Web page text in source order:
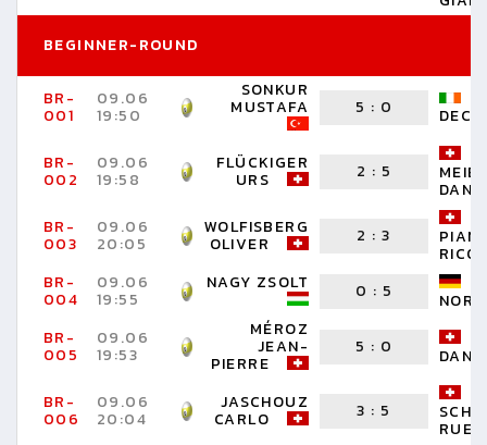
BEGINNER-ROUND
BR-
001
09.06
19:50
SONKUR
MUSTAFA 5 : 0
BR-
002
09.06
19:58
FLÜCKIGER
URS 2 : 5
BR-
003
09.06
20:05
WOLFISBERG
OLIVER 2 :3
RICO
BR-
004
09.06
19:55
NAGY ZSOLT 0 : 5
BR-
005
09.06
19:53
MÉROZ
JEAN-
PIERRE
5 : 0
BR-
006
09.06
20:04
JASCHOUZ
CARLO 3 : 5